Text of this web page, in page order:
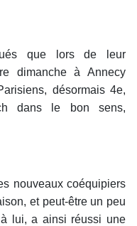
que lors de leur
dimanche à Annecy
désormais 4e,
dans le bon sens,
nouveaux coéquipiers
et peut-être un peu
lui, a ainsi réussi une